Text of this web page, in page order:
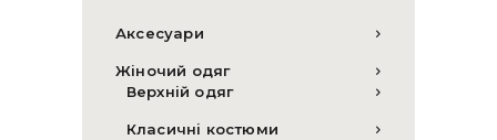
Аксесуари
Жіночий одяг
Верхній одяг
Класичні костюми